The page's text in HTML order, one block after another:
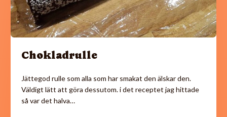
Chokladrulle
Jättegod rulle som alla som har smakat den älskar den.
Väldigt lätt att göra dessutom. i det receptet jag hittade
så var det halva…